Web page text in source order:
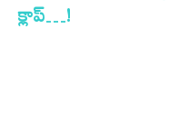
క్లాప్…!